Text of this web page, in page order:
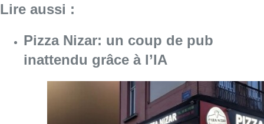
Lire aussi :
Pizza Nizar: un coup de pub
inattendu grâce à l’IA